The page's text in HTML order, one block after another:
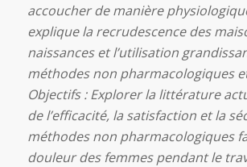
accoucher de manière
explique la recrudescence des
naissances et l’utilisation
méthodes non pharmacologiques
Objectifs : Explorer la littérature
de l’efficacité, la satisfaction et la
méthodes non pharmacologiques
douleur des femmes pendant le